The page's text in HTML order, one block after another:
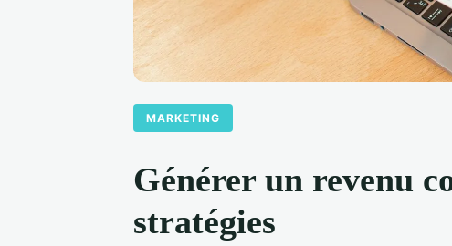
MARKETING
Générer un revenu
stratégies